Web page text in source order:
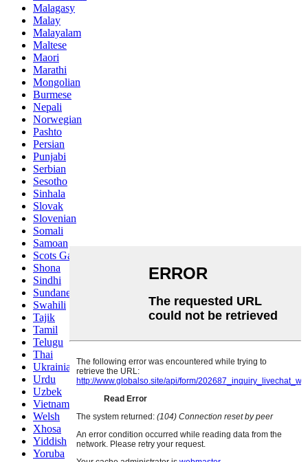
Malagasy
Malay
Malayalam
Maltese
Maori
Marathi
Mongolian
Burmese
Nepali
Norwegian
Pashto
Persian
Punjabi
Serbian
Sesotho
Sinhala
Slovak
Slovenian
Somali
Samoan
Scots Gaelic
Shona
Sindhi
Sundanese
Swahili
Tajik
Tamil
Telugu
Thai
Ukrainian
Urdu
Uzbek
Vietnamese
Welsh
Xhosa
Yiddish
Yoruba